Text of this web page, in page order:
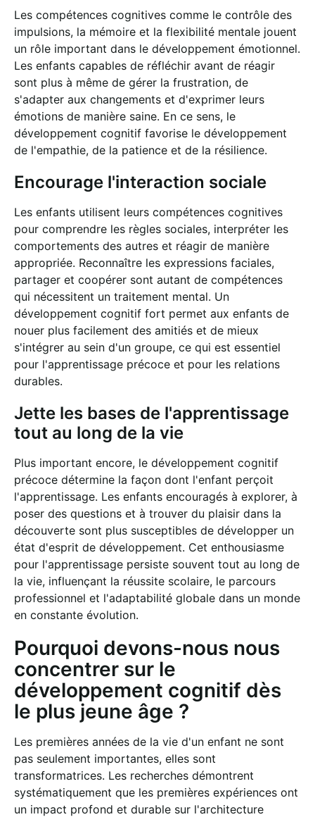
Les compétences cognitives comme le contrôle des
impulsions, la mémoire et la flexibilité mentale jouent
un rôle important dans le développement émotionnel.
Les enfants capables de réfléchir avant de réagir
sont plus à même de gérer la frustration, de
s'adapter aux changements et d'exprimer leurs
émotions de manière saine. En ce sens, le
développement cognitif favorise le développement
de l'empathie, de la patience et de la résilience.
Encourage l'interaction sociale
Les enfants utilisent leurs compétences cognitives
pour comprendre les règles sociales, interpréter les
comportements des autres et réagir de manière
appropriée. Reconnaître les expressions faciales,
partager et coopérer sont autant de compétences
qui nécessitent un traitement mental. Un
développement cognitif fort permet aux enfants de
nouer plus facilement des amitiés et de mieux
s'intégrer au sein d'un groupe, ce qui est essentiel
pour l'apprentissage précoce et pour les relations
durables.
Jette les bases de l'apprentissage
tout au long de la vie
Plus important encore, le développement cognitif
précoce détermine la façon dont l'enfant perçoit
l'apprentissage. Les enfants encouragés à explorer, à
poser des questions et à trouver du plaisir dans la
découverte sont plus susceptibles de développer un
état d'esprit de développement. Cet enthousiasme
pour l'apprentissage persiste souvent tout au long de
la vie, influençant la réussite scolaire, le parcours
professionnel et l'adaptabilité globale dans un monde
en constante évolution.
Pourquoi devons-nous nous
concentrer sur le
développement cognitif dès
le plus jeune âge ?
Les premières années de la vie d'un enfant ne sont
pas seulement importantes, elles sont
transformatrices. Les recherches démontrent
systématiquement que les premières expériences ont
un impact profond et durable sur l'architecture